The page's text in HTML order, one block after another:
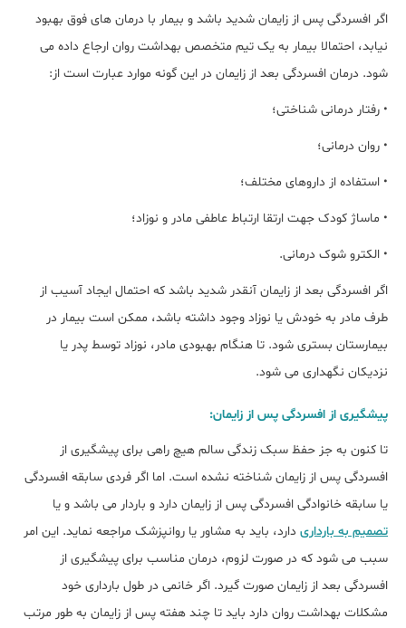
اگر افسردگی پس از زایمان شدید باشد و بیمار با درمان های فوق بهبود
نیابد، احتمالا بیمار به یک تیم متخصص بهداشت روان ارجاع داده می
شود. درمان افسردگی بعد از زایمان در این گونه موارد عبارت است از:
• رفتار درمانی شناختی؛
• روان درمانی؛
• استفاده از داروهای مختلف؛
• ماساژ کودک جهت ارتقا ارتباط عاطفی مادر و نوزاد؛
• الکترو شوک درمانی.
اگر افسردگی بعد از زایمان آنقدر شدید باشد که احتمال ایجاد آسیب از
طرف مادر به خودش یا نوزاد وجود داشته باشد، ممکن است بیمار در
بیمارستان بستری شود. تا هنگام بهبودی مادر، نوزاد توسط پدر یا
نزدیکان نگهداری می شود.
پیشگیری از افسردگی پس از زایمان:
تا کنون به جز حفظ سبک زندگی سالم هیچ راهی برای پیشگیری از
افسردگی پس از زایمان شناخته نشده است. اما اگر فردی سابقه افسردگی
یا سابقه خانوادگی افسردگی پس از زایمان دارد و باردار می باشد و یا
تصمیم به بارداری دارد، باید به مشاور یا روانپزشک مراجعه نماید. این امر
سبب می شود که در صورت لزوم، درمان مناسب برای پیشگیری از
افسردگی بعد از زایمان صورت گیرد. اگر خانمی در طول بارداری خود
مشکلات بهداشت روان دارد باید تا چند هفته پس از زایمان به طور مرتب